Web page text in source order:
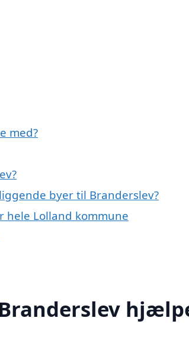
med?
byer til Branderslev?
hele Lolland kommune